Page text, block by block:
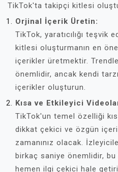
TikTok'ta takipçi kitlesi
Orjinal İçerik Üretin:
TikTok, yaratıcılığı teşvik
kitlesi oluşturmanın en
içerikler üretmektir.
önemlidir, ancak kendi
içerikler oluşturun.
Kısa ve Etkileyici
TikTok'un temel özelliği
dikkat çekici ve özgün
zamanınız olacak.
birkaç saniye önemlidir, bu
hemen ilgi çekici hale